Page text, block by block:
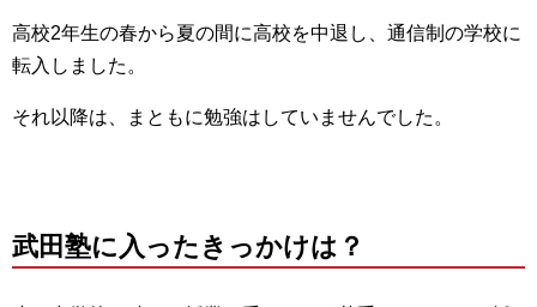
高校2年生の春から夏の間に高校を中退し、通信制の学校に
転入しました。
それ以降は、まともに勉強はしていませんでした。
武田塾に入ったきっかけは？